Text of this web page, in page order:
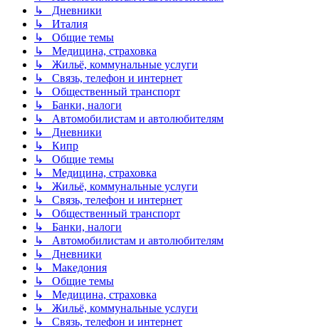
↳ Дневники
↳ Италия
↳ Общие темы
↳ Медицина, страховка
↳ Жильё, коммунальные услуги
↳ Связь, телефон и интернет
↳ Общественный транспорт
↳ Банки, налоги
↳ Автомобилистам и автолюбителям
↳ Дневники
↳ Кипр
↳ Общие темы
↳ Медицина, страховка
↳ Жильё, коммунальные услуги
↳ Связь, телефон и интернет
↳ Общественный транспорт
↳ Банки, налоги
↳ Автомобилистам и автолюбителям
↳ Дневники
↳ Македония
↳ Общие темы
↳ Медицина, страховка
↳ Жильё, коммунальные услуги
↳ Связь, телефон и интернет